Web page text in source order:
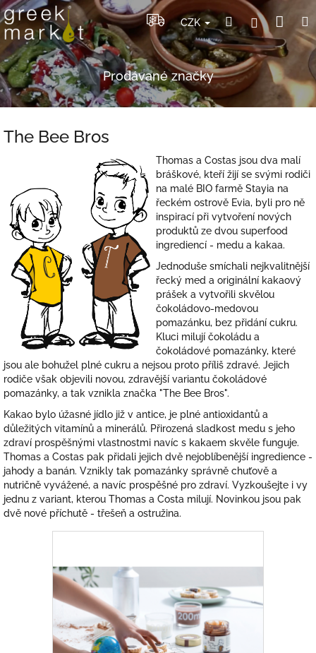
Přejít
na
obsah
CZK HledatPřihlášení
Prodávané značky
The Bee Bros
Thomas a Costas jsou dva malí
bráškové, kteří žijí se svými rodiči
na malé BIO farmě Stayia na
řeckém ostrově Evia, byli pro ně
inspirací při vytvoření nových
produktů ze dvou superfood
ingrediencí - medu a kakaa.
Jednoduše smíchali nejkvalitnější
řecký med a originální kakaový
prášek a vytvořili skvělou
čokoládovo-medovou
pomazánku, bez přidání cukru.
Kluci milují čokoládu a
čokoládové pomazánky, které
jsou ale bohužel plné cukru a nejsou proto příliš zdravé. Jejich
rodiče však objevili novou, zdravější variantu čokoládové
pomazánky, a tak vznikla značka "The Bee Bros".
Kakao bylo úžasné jídlo již v antice, je plné antioxidantů a
důležitých vitamínů a minerálů. Přirozená sladkost medu s jeho
zdraví prospěšnými vlastnostmi navíc s kakaem skvěle funguje.
Thomas a Costas pak přidali jejich dvě nejoblíbenější ingredience -
jahody a banán. Vznikly tak pomazánky správně chuťově a
nutričně vyvážené, a navíc prospěšné pro zdraví. Vyzkoušejte i vy
jednu z variant, kterou Thomas a Costa milují. Novinkou jsou pak
dvě nové příchutě - třešeň a ostružina.